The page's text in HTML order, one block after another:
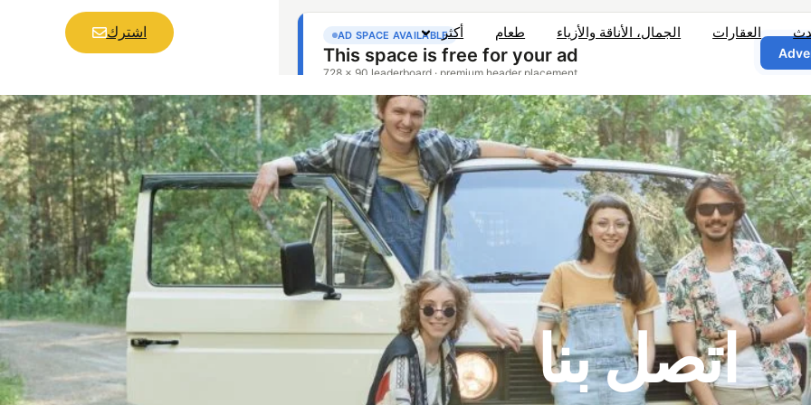
العقارات الجمال، الأناقة والأزياء طعام أكثر اشترك
اتصل بنا